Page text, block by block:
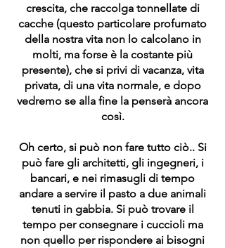
crescita, che raccolga tonnellate di
cacche (questo particolare profumato
della nostra vita non lo calcolano in
molti, ma forse è la costante più
presente), che si privi di vacanza, vita
privata, di una vita normale, e dopo
vedremo se alla fine la penserà ancora
così.
Oh certo, si può non fare tutto ciò.. Si
può fare gli architetti, gli ingegneri, i
bancari, e nei rimasugli di tempo
andare a servire il pasto a due animali
tenuti in gabbia. Si può trovare il
tempo per consegnare i cuccioli ma
non quello per rispondere ai bisogni